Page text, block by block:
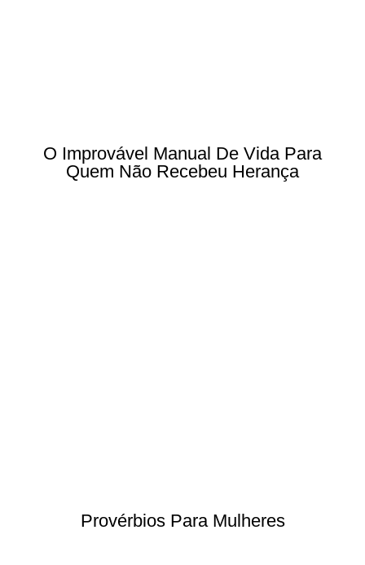
O Improvável Manual De Vida Para
Quem Não Recebeu Herança
Provérbios Para Mulheres